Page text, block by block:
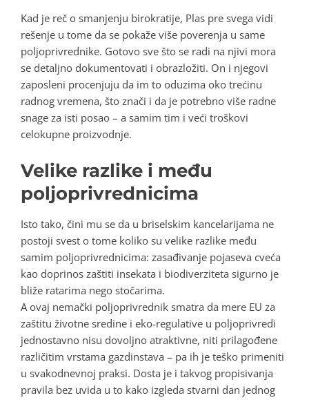
Kad je reč o smanjenju birokratije, Plas pre svega vidi
rešenje u tome da se pokaže više poverenja u same
poljoprivrednike. Gotovo sve što se radi na njivi mora
se detaljno dokumentovati i obrazložiti. On i njegovi
zaposleni procenjuju da im to oduzima oko trećinu
radnog vremena, što znači i da je potrebno više radne
snage za isti posao – a samim tim i veći troškovi
celokupne proizvodnje.
Velike razlike i među
poljoprivrednicima
Isto tako, čini mu se da u briselskim kancelarijama ne
postoji svest o tome koliko su velike razlike među
samim poljoprivrednicima: zasađivanje pojaseva cveća
kao doprinos zaštiti insekata i biodiverziteta sigurno je
bliže ratarima nego stočarima.
A ovaj nemački poljoprivrednik smatra da mere EU za
zaštitu životne sredine i eko-regulative u poljoprivredi
jednostavno nisu dovoljno atraktivne, niti prilagođene
različitim vrstama gazdinstava – pa ih je teško primeniti
u svakodnevnoj praksi. Dosta je i takvog propisivanja
pravila bez uvida u to kako izgleda stvarni dan jednog